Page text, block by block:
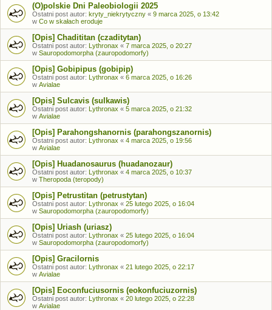
(O)polskie Dni Paleobiologii 2025
Ostatni post autor: kryty_niekrytyczny « 9 marca 2025, o 13:42
w Co w skałach eroduje
[Opis] Chadititan (czaditytan)
Ostatni post autor: Lythronax « 7 marca 2025, o 20:27
w Sauropodomorpha (zauropodomorfy)
[Opis] Gobipipus (gobipip)
Ostatni post autor: Lythronax « 6 marca 2025, o 16:26
w Avialae
[Opis] Sulcavis (sulkawis)
Ostatni post autor: Lythronax « 5 marca 2025, o 21:32
w Avialae
[Opis] Parahongshanornis (parahongszanornis)
Ostatni post autor: Lythronax « 4 marca 2025, o 19:56
w Avialae
[Opis] Huadanosaurus (huadanozaur)
Ostatni post autor: Lythronax « 4 marca 2025, o 10:37
w Theropoda (teropody)
[Opis] Petrustitan (petrustytan)
Ostatni post autor: Lythronax « 25 lutego 2025, o 16:04
w Sauropodomorpha (zauropodomorfy)
[Opis] Uriash (uriasz)
Ostatni post autor: Lythronax « 25 lutego 2025, o 16:04
w Sauropodomorpha (zauropodomorfy)
[Opis] Gracilornis
Ostatni post autor: Lythronax « 21 lutego 2025, o 22:17
w Avialae
[Opis] Eoconfuciusornis (eokonfuciuzornis)
Ostatni post autor: Lythronax « 20 lutego 2025, o 22:28
w Avialae